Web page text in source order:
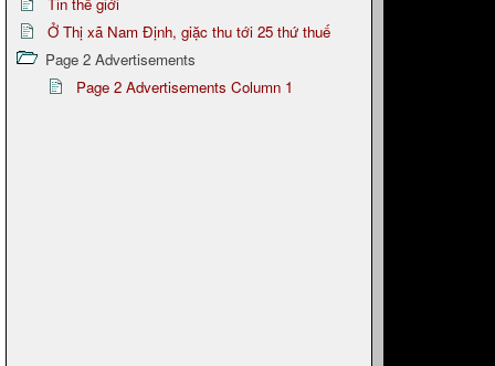
Ở Thị xã Nam Định, giặc thu tới 25 thứ thuế
Page 2 Advertisements
Page 2 Advertisements Column 1